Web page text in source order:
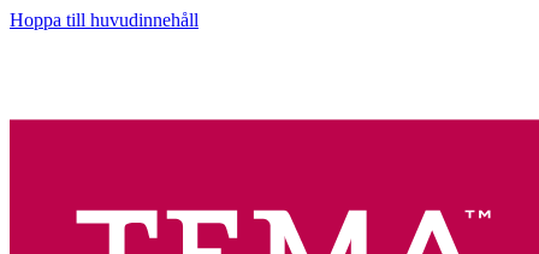
Hoppa till huvudinnehåll